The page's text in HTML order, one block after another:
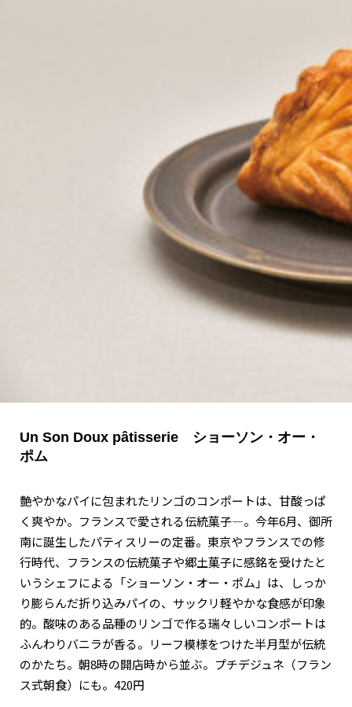
おすすめの展覧会
おすすめの映画
誠光社で選びました。
Un Son Doux pâtisserie ショーソン・オー・
ポム
艶やかなパイに包まれたリンゴのコンポートは、甘酸っぱ
く爽やか。フランスで愛される伝統菓子―。今年6月、御所
南に誕生したパティスリーの定番。東京やフランスでの修
行時代、フランスの伝統菓子や郷土菓子に感銘を受けたと
いうシェフによる「ショーソン・オー・ポム」は、しっか
り膨らんだ折り込みパイの、サックリ軽やかな食感が印象
的。酸味のある品種のリンゴで作る瑞々しいコンポートは
ふんわりバニラが香る。リーフ模様をつけた半月型が伝統
のかたち。朝8時の開店時から並ぶ。プチデジュネ（フラン
ス式朝食）にも。420円